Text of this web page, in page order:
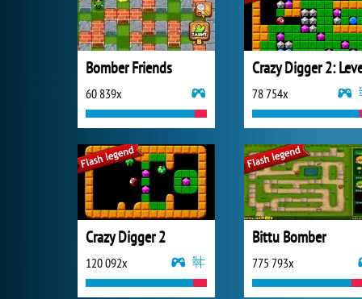
Bomber Friends
60 839x 78 754x
Crazy Digger 2
120 092x
Bittu Bomber
775 793x